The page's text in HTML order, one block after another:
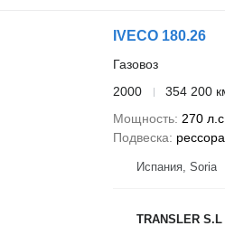
IVECO 180.26
Газовоз
2000
354 200
Мощность 270
Подвеска
Испания, Soria
TRANSLER S.L